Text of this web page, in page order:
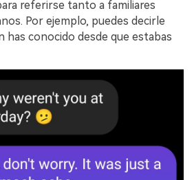
referirse tanto a familiares
Por ejemplo, puedes decirle
has conocido desde que estabas